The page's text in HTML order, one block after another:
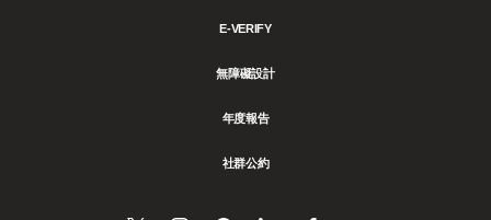
E-VERIFY
無障礙設計
年度報告
社群公約